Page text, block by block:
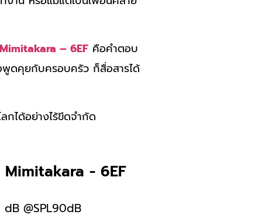
Mimitakara – 6EF คือคำตอบ
อพูดคุยกับครอบครัว ก็สื่อสารได้
กได้อย่างไร้ขีดจำกัด
Mimitakara - 6EF
dB @SPL90dB